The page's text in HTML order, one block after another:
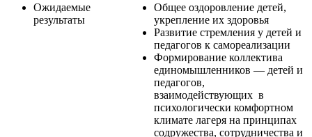
Ожидаемые
результаты
Общее оздоровление детей,
укрепление их здоровья
Развитие стремления у детей и
педагогов к самореализации
Формирование коллектива
единомышленников — детей и
педагогов,
взаимодействующих в
психологически комфортном
климате лагеря на принципах
содружества, сотрудничества и